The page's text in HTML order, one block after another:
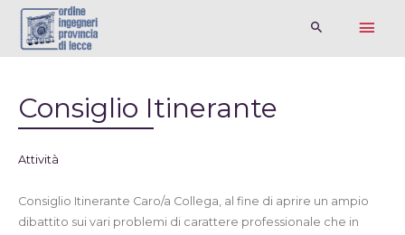
Consiglio Itinerante
Attività
Consiglio Itinerante Caro/a Collega, al fine di aprire un ampio
dibattito sui vari problemi di carattere professionale che in